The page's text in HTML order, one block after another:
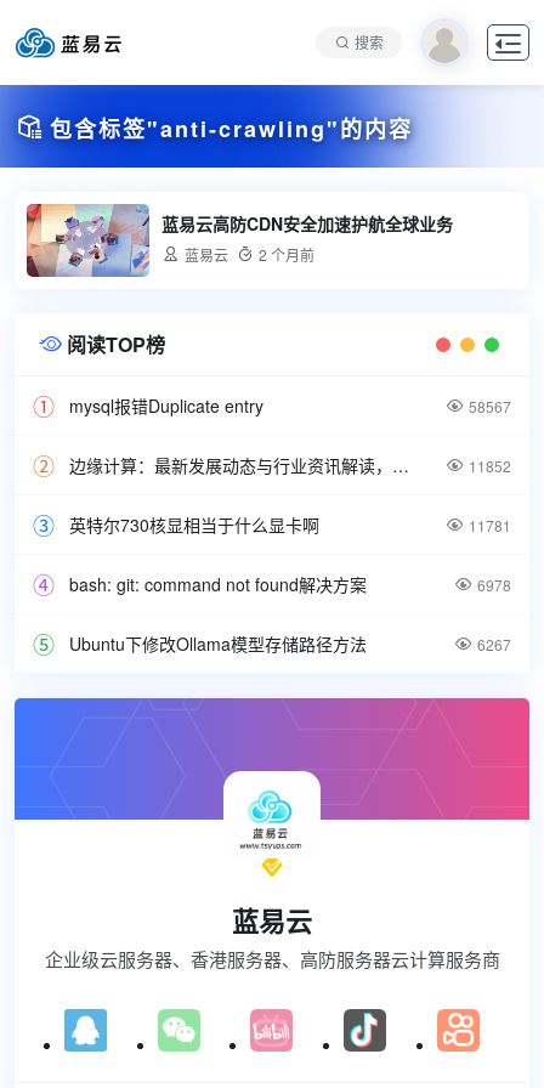
搜索 
 包含标签"anti-crawling"的内容
蓝易云高防CDN安全加速护航全球业务
 蓝易云  2 个月前
 阅读TOP榜
mysql报错Duplicate entry  58567
边缘计算：最新发展动态与行业资讯解读，洞悉技术前沿引领未来。  11852
英特尔730核显相当于什么显卡啊  11781
bash: git: command not found解决方案  6978
Ubuntu下修改Ollama模型存储路径方法  6267

蓝易云
企业级云服务器、香港服务器、高防服务器云计算服务商